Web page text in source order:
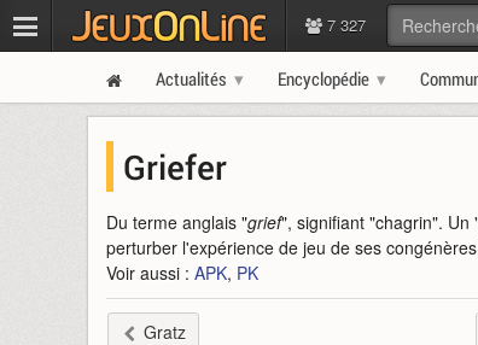
7 327
Actualités Encyclopédie
Griefer
Du terme anglais "grief", signifiant "chagrin". Un
perturber l'expérience de jeu de ses
Voir aussi : APK, PK
Gratz